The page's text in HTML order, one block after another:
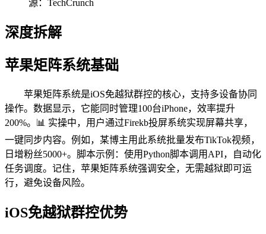
源：TechCrunch
深度拆解
苹果矩阵系统基础
苹果矩阵系统是iOS免越狱群控的核心，支持多设备协同
操作。数据显示，它能同时管理100台iPhone，效率提升
200%。📊 实操中，用户通过Firekb投屏系统实现屏幕共享，
一键同步内容。例如，某博主用此系统批量发布TikTok视频，
日增粉丝5000+。脚本示例：使用Python脚本调用API，自动化
任务调度。记住，苹果矩阵系统强调安全，无需越狱即可运
行，避免设备风险。
iOS免越狱群控优势